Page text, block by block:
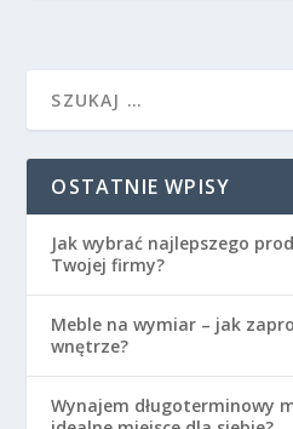
OSTATNIE WPISY
Jak wybrać najlepszego
Twojej firmy?
Meble na wymiar – jak
wnętrze?
Wynajem długoterminowy